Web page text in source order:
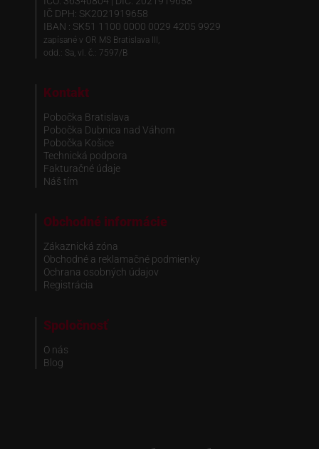
IČ DPH: SK2021919658
IBAN : SK51 1100 0000 0029 4205 9929
zapísané v OR MS Bratislava III,
odd.: Sa, vl. č.: 7597/B
Kontakt
Pobočka Bratislava
Pobočka Dubnica nad Váhom
Pobočka Košice
Technická podpora
Fakturačné údaje
Náš tím
Obchodné informácie
Zákaznická zóna
Obchodné a reklamačné podmienky
Ochrana osobných údajov
Registrácia
Spoločnosť
O nás
Blog